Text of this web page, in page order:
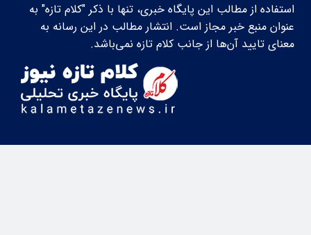
استفاده از مطالب این پایگاه خبری، تنها با ذکر "کلام تازه" به
عنوان منبع خبر مجاز است. انتشار مطالب در این رسانه به
معنای تایید آن‌ها از جانب کلام تازه نمی‌باشد.